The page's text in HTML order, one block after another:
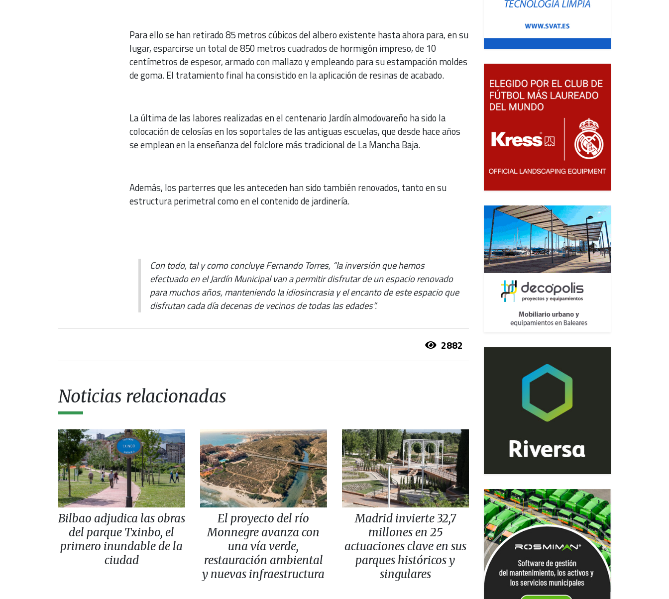
Para ello se han retirado 85 metros cúbicos del albero existente hasta ahora para, en su
lugar, esparcirse un total de 850 metros cuadrados de hormigón impreso, de 10
centímetros de espesor, armado con mallazo y empleando para su estampación moldes
de goma. El tratamiento final ha consistido en la aplicación de resinas de acabado.
La última de las labores realizadas en el centenario Jardín almodovareño ha sido la
colocación de celosías en los soportales de las antiguas escuelas, que desde hace años
se emplean en la enseñanza del folclore más tradicional de La Mancha Baja.
Además, los parterres que les anteceden han sido también renovados, tanto en su
estructura perimetral como en el contenido de jardinería.
Con todo, tal y como concluye Fernando Torres, “la inversión que hemos
efectuado en el Jardín Municipal van a permitir disfrutar de un espacio renovado
para muchos años, manteniendo la idiosincrasia y el encanto de este espacio que
disfrutan cada día decenas de vecinos de todas las edades”.
2882
Noticias relacionadas
Bilbao adjudica las obras
del parque Txinbo, el
primero inundable de la
ciudad
El proyecto del río
Monnegre avanza con
una vía verde,
restauración ambiental
y nuevas infraestructura
Madrid invierte 32,7
millones en 25
actuaciones clave en sus
parques históricos y
singulares